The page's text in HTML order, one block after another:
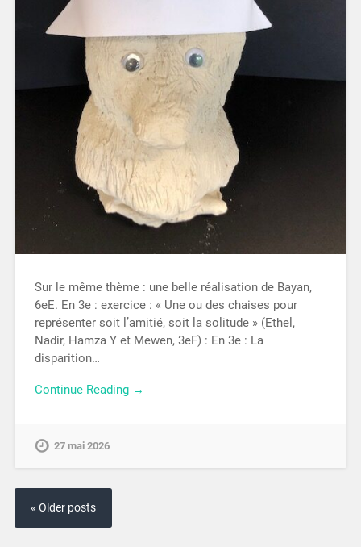
Sur le même thème : une belle réalisation de Bayan,
6eE. En 3e : exercice : « Une ou des chaises pour
représenter soit l’amitié, soit la solitude » (Ethel,
Nadir, Hamza Y et Mewen, 3eF) : En 3e : La
disparition…
Continue Reading →
27 mai 2026
« Older posts